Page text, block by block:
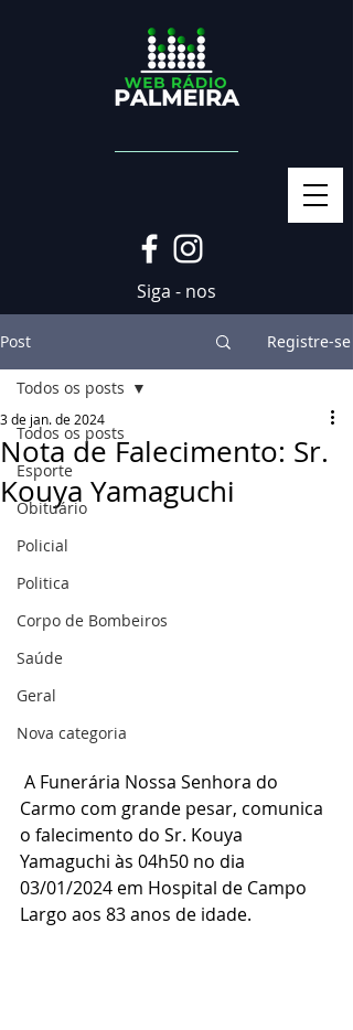
Siga - nos
Post Registre-se
Todos os posts
Esporte
Obituário
Policial
Politica
Corpo de Bombeiros
Saúde
Geral
Nova categoria
Todos os posts
Nota de Falecimento: Sr.
Kouya Yamaguchi
3 de jan. de 2024
Carmo com grande pesar, comunica
o falecimento do Sr. Kouya
Yamaguchi às 04h50 no dia
03/01/2024 em Hospital de Campo
Largo aos 83 anos de idade.